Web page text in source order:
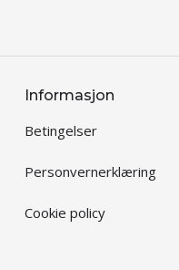
Informasjon
Betingelser
Personvernerklæring
Cookie policy